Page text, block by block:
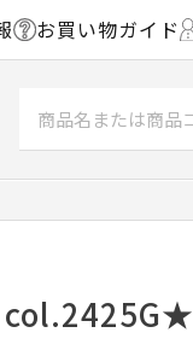
お買い物ガイド
col.2425G★